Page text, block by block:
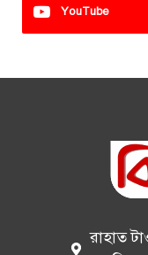
YouTube
রাহাত